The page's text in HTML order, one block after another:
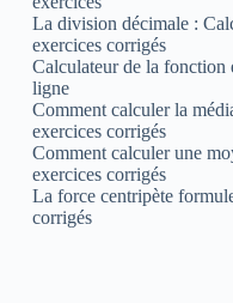
La division décimale :
exercices corrigés
Calculateur de la fonction
ligne
Comment calculer la
exercices corrigés
Comment calculer une
exercices corrigés
La force centripète
corrigés